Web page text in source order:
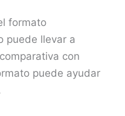
formato
puede llevar a
con
puede ayudar